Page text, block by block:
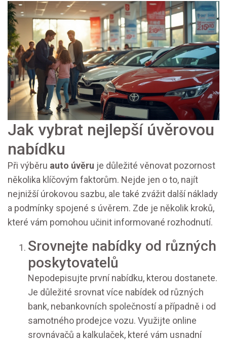
Jak vybrat nejlepší úvěrovou
nabídku
Při výběru auto úvěru je důležité věnovat pozornost
několika klíčovým faktorům. Nejde jen o to, najít
nejnižší úrokovou sazbu, ale také zvážit další náklady
a podmínky spojené s úvěrem. Zde je několik kroků,
které vám pomohou učinit informované rozhodnutí.
Srovnejte nabídky od různých
poskytovatelů
Nepodepisujte první nabídku, kterou dostanete.
Je důležité srovnat více nabídek od různých
bank, nebankovních společností a případně i od
samotného prodejce vozu. Využijte online
srovnávačů a kalkulaček, které vám usnadní